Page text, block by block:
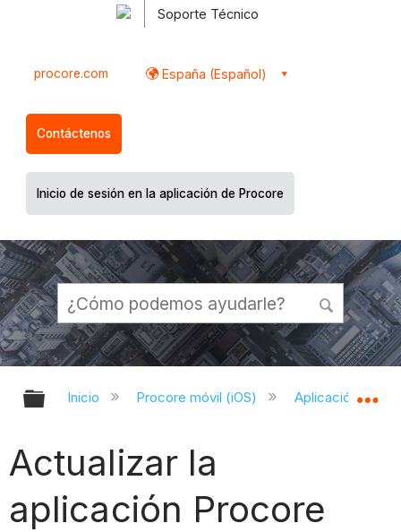
Soporte Técnico
procore.com España (Español)
Contáctenos
Inicio de sesión en la aplicación de Procore
Expandir/contraer jerarquía global
Inicio Procore móvil (iOS) Aplicación
Actualizar la
aplicación Procore